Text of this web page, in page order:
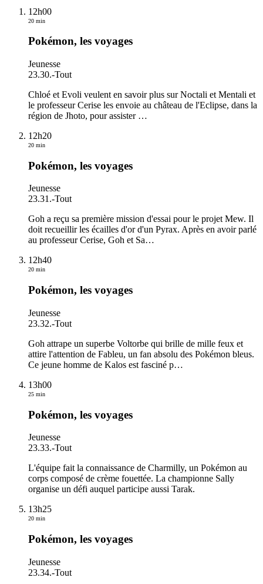
12h00
20 min
Pokémon, les voyages
Jeunesse
23.30.-Tout
Chloé et Evoli veulent en savoir plus sur Noctali et Mentali et
le professeur Cerise les envoie au château de l'Eclipse, dans la
région de Jhoto, pour assister …
12h20
20 min
Pokémon, les voyages
Jeunesse
23.31.-Tout
Goh a reçu sa première mission d'essai pour le projet Mew. Il
doit recueillir les écailles d'or d'un Pyrax. Après en avoir parlé
au professeur Cerise, Goh et Sa…
12h40
20 min
Pokémon, les voyages
Jeunesse
23.32.-Tout
Goh attrape un superbe Voltorbe qui brille de mille feux et
attire l'attention de Fableu, un fan absolu des Pokémon bleus.
Ce jeune homme de Kalos est fasciné p…
13h00
25 min
Pokémon, les voyages
Jeunesse
23.33.-Tout
L'équipe fait la connaissance de Charmilly, un Pokémon au
corps composé de crème fouettée. La championne Sally
organise un défi auquel participe aussi Tarak.
13h25
20 min
Pokémon, les voyages
Jeunesse
23.34.-Tout